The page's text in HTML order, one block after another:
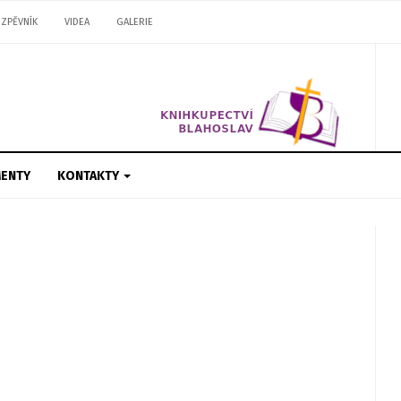
ZPĚVNÍK VIDEA GALERIE
KONTAKTY